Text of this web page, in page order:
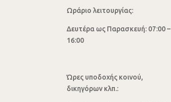
Ωράριο λειτουργίας:
Δευτέρα ως Παρασκευή: 07:00 –
16:00
Ώρες υποδοχής κοινού,
δικηγόρων κλπ.: